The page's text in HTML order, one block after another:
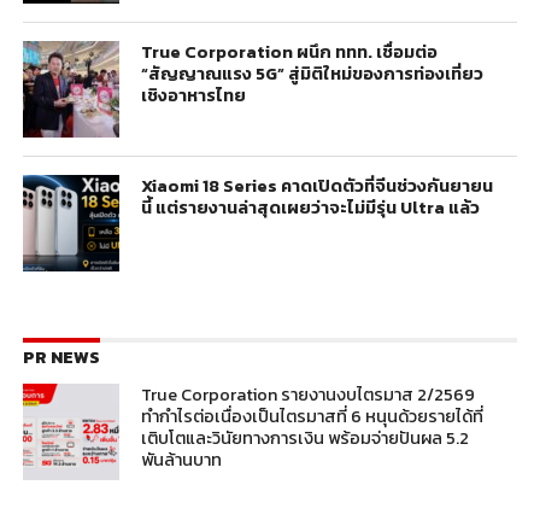
True Corporation ผนึก ททท. เชื่อมต่อ
“สัญญาณแรง 5G” สู่มิติใหม่ของการท่องเที่ยว
เชิงอาหารไทย
Xiaomi 18 Series คาดเปิดตัวที่จีนช่วงกันยายน
นี้ แต่รายงานล่าสุดเผยว่าจะไม่มีรุ่น Ultra แล้ว
PR NEWS
True Corporation รายงานงบไตรมาส 2/2569
ทำกำไรต่อเนื่องเป็นไตรมาสที่ 6 หนุนด้วยรายได้ที่
เติบโตและวินัยทางการเงิน พร้อมจ่ายปันผล 5.2
พันล้านบาท